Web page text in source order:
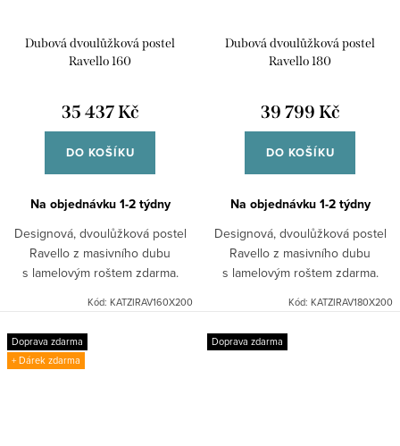
Dubová dvoulůžková postel
Ravello 160
35 437 Kč
DO KOŠÍKU
Na objednávku 1-2 týdny
Designová, dvoulůžková postel
Ravello z masivního dubu
s lamelovým roštem zdarma.
Kód: KATZIRAV160X200
Dubová dvoulůžková postel
Ravello 180
39 799 Kč
DO KOŠÍKU
Na objednávku 1-2 týdny
Designová, dvoulůžková postel
Ravello z masivního dubu
s lamelovým roštem zdarma.
Kód: KATZIRAV180X200
Doprava zdarma
+ Dárek zdarma
Doprava zdarma